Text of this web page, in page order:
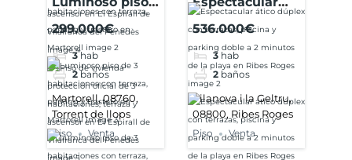
de 3
con terraza,
parking y
trastero en
Martorell
299.000€
3 hab
2 baños
Martorell, 08760,
Torrent de llops
Piso Venta
ático dúplex
piscina y
parking doble a
2 minutos de la
playa en Ribes
Roges
536.000€
3 hab
2 baños
Vilanova i la Geltru,
08800, Ribes Roges
Piso Venta